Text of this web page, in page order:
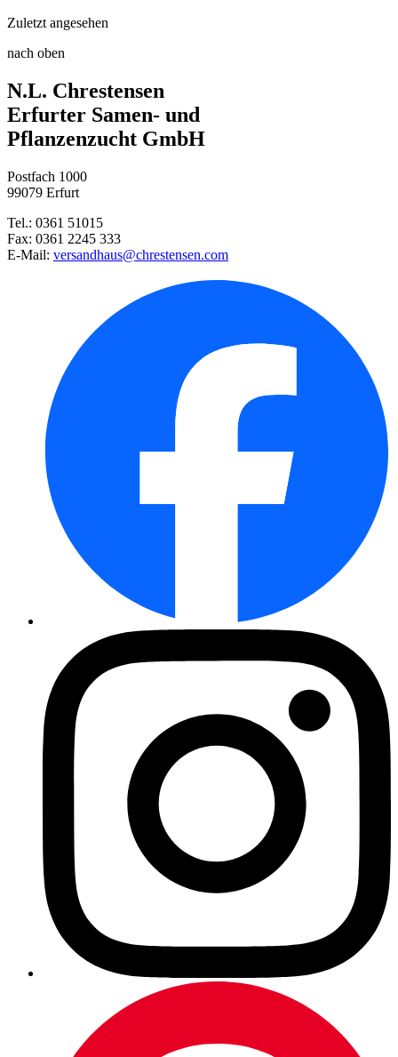
Gartenspaten
Islandmohn Monarch-Strain-Mix
Japanischer Blumenrasen
Türkischer Riesenmohn Brillant ...
Nützlingswelt - Blumensamen 1L ...
Löwenmäulchen Zwerg-Mischung
Mittagsgold Großblumige Spiela ...
Mittagsgold Gartenstern
Zuletzt angesehen
Nützlingswelt - Blumensamen 5L ...
nach oben
N.L. Chrestensen
Erfurter Samen- und
Pflanzenzucht GmbH
Postfach 1000
99079 Erfurt
Tel.: 0361 51015
Fax: 0361 2245 333
E-Mail: versandhaus@chrestensen.com